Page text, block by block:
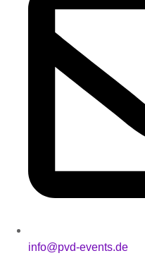
info@pvd-events.de